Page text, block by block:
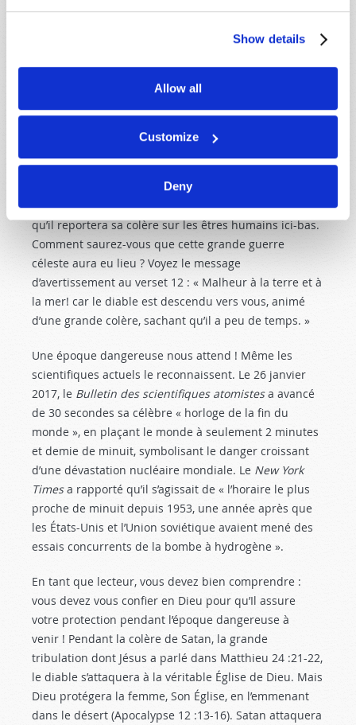
Show details
Allow all
Customize
Deny
place ne fut plus trouvée dans le ciel. Et il fut
précipité sur la terre, et ses anges furent précipités
avec lui » (versets 8-9).
Ce tournant décisif marquera le début de la
succession d’événements de la fin des temps
conduisant au retour du Messie, Jésus-Christ. Satan
perdra cette guerre céleste. Il sera tellement furieux
qu’il reportera sa colère sur les êtres humains ici-bas.
Comment saurez-vous que cette grande guerre
céleste aura eu lieu ? Voyez le message
d’avertissement au verset 12 : « Malheur à la terre et à
la mer! car le diable est descendu vers vous, animé
d’une grande colère, sachant qu’il a peu de temps. »
Une époque dangereuse nous attend ! Même les
scientifiques actuels le reconnaissent. Le 26 janvier
2017, le Bulletin des scientifiques atomistesa avancé
de 30 secondes sa célèbre « horloge de la fin du
monde », en plaçant le monde à seulement 2 minutes
et demie de minuit, symbolisant le danger croissant
d’une dévastation nucléaire mondiale. Le New York
Timesa rapporté qu’il s’agissait de « l’horaire le plus
proche de minuit depuis 1953, une année après que
les États-Unis et l’Union soviétique avaient mené des
essais concurrents de la bombe à hydrogène ».
En tant que lecteur, vous devez bien comprendre :
vous devez vous confier en Dieu pour qu’Il assure
votre protection pendant l’époque dangereuse à
venir ! Pendant la colère de Satan, la grande
tribulation dont Jésus a parlé dans Matthieu 24 :21-22,
le diable s’attaquera à la véritable Église de Dieu. Mais
Dieu protégera la femme, Son Église, en l’emmenant
dans le désert (Apocalypse 12 :13-16). Satan attaquera